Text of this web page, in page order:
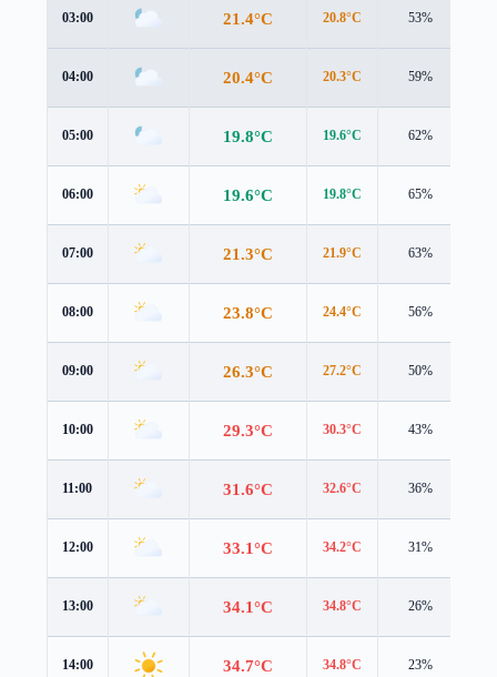
03:00 21.4°C 20.8°C 53%
04:00 20.4°C 20.3°C 59%
05:00 19.8°C 19.6°C 62%
06:00 19.6°C 19.8°C 65%
07:00 21.3°C 21.9°C 63%
08:00 23.8°C 24.4°C 56%
09:00 26.3°C 27.2°C 50%
10:00 29.3°C 30.3°C 43%
11:00 31.6°C 32.6°C 36%
12:00 33.1°C 34.2°C 31%
13:00 34.1°C 34.8°C 26%
14:00 34.7°C 34.8°C 23%